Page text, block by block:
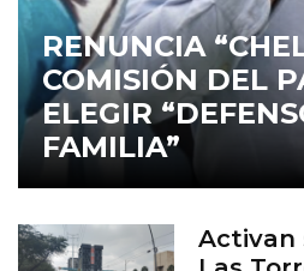
RENUNCIA
COMISIÓN DEL
ELEGIR
FAMILIA”
Activan